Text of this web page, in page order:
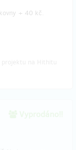
+ 40 kč.